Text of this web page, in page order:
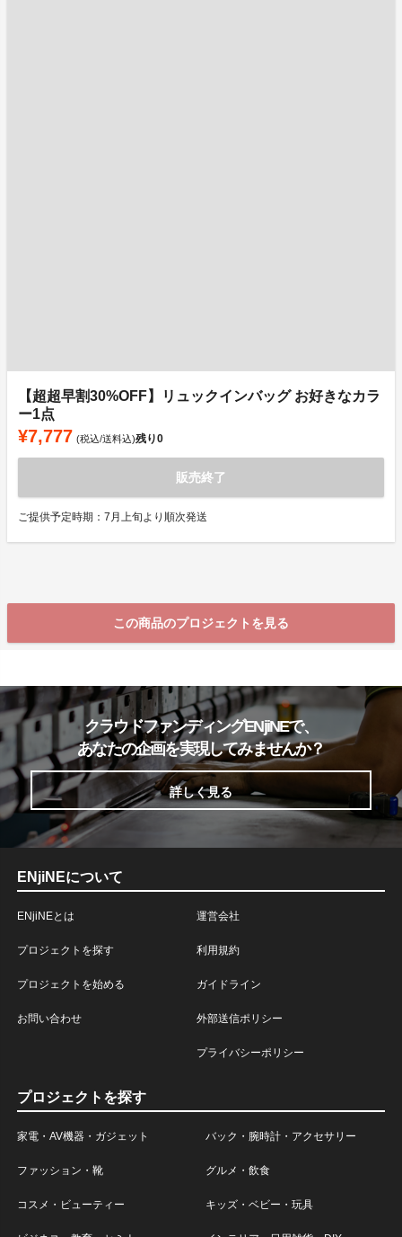
【超超早割30%OFF】リュックインバッグ お好きなカラ
ー1点
¥7,777 (税込/送料込)残り0
販売終了
ご提供予定時期：7月上旬より順次発送
この商品のプロジェクトを見る
クラウドファンディングENjiNEで、
あなたの企画を実現してみませんか？
詳しく見る
ENjiNEについて
ENjiNEとは
プロジェクトを探す
プロジェクトを始める
お問い合わせ
運営会社
利用規約
ガイドライン
外部送信ポリシー
プライバシーポリシー
プロジェクトを探す
家電・AV機器・ガジェット バック・腕時計・アクセサリー
ファッション・靴 グルメ・飲食
コスメ・ビューティー キッズ・ベビー・玩具